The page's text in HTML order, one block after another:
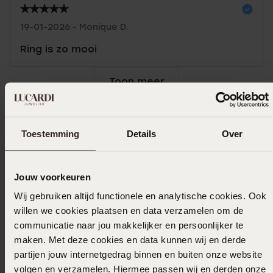
Toestemming Details Over
Jouw voorkeuren
Wij gebruiken altijd functionele en analytische cookies. Ook
willen we cookies plaatsen en data verzamelen om de
communicatie naar jou makkelijker en persoonlijker te
maken. Met deze cookies en data kunnen wij en derde
partijen jouw internetgedrag binnen en buiten onze website
volgen en verzamelen. Hiermee passen wij en derden onze
19-01-2026 - Monique D.
Ring is zo mooi
Toon meer
Selecteer maat & bestel
Ook leuk voor jou